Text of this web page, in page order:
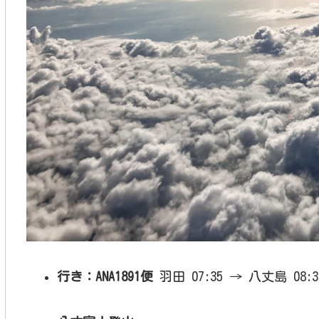
行き：ANA1891便 羽田 07:35 → 八丈島